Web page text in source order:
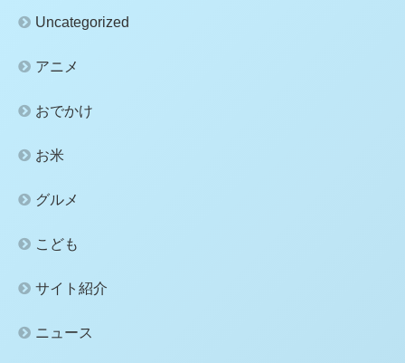
Uncategorized
アニメ
おでかけ
お米
グルメ
こども
サイト紹介
ニュース